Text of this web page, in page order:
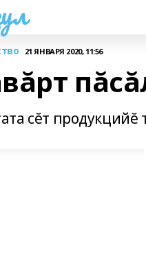
21 ЯНВАРЯ 2020, 11:56
сĕт продукцийĕ